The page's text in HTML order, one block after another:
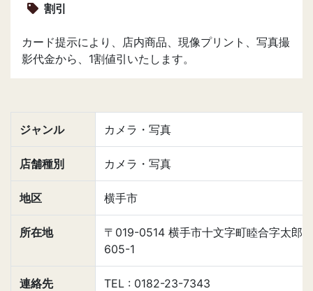
割引
カード提示により、店内商品、現像プリント、写真撮
影代金から、1割値引いたします。
ジャンル カメラ・写真
店舗種別 カメラ・写真
地区 横手市
所在地
〒019-0514 横手市十文字町睦合字太郎
605-1
連絡先
TEL : 0182-23-7343